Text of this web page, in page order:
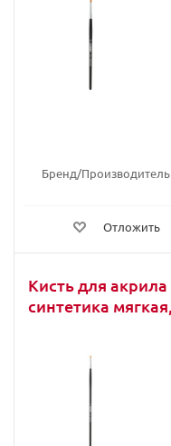
Бренд/Производитель
Отложить
Кисть для
синтетика